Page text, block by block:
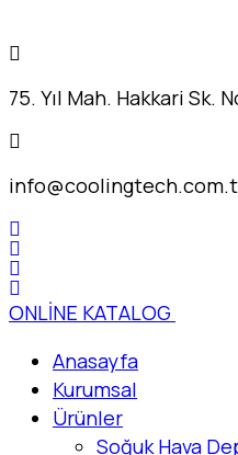
75. Yıl Mah. Hakkari Sk.
ONLİNE KATALOG
Anasayfa
Kurumsal
Ürünler
Soğuk Hava